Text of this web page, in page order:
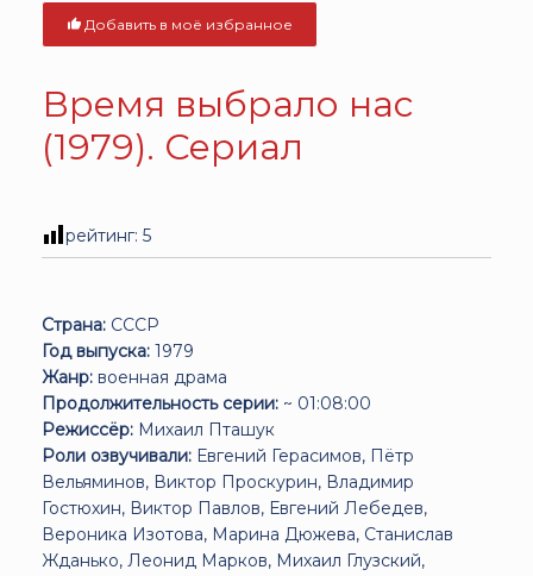
Добавить в моё избранное
Время выбрало нас
(1979). Сериал
рейтинг: 5
Страна: СССР
Год выпуска: 1979
Жанр: военная драма
Продолжительность серии: ~ 01:08:00
Режиссёр: Михаил Пташук
Роли озвучивали: Евгений Герасимов, Пётр
Вельяминов, Виктор Проскурин, Владимир
Гостюхин, Виктор Павлов, Евгений Лебедев,
Вероника Изотова, Марина Дюжева, Станислав
Жданько, Леонид Марков, Михаил Глузский,